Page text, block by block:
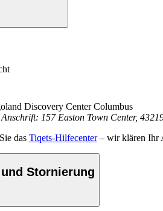
Discovery Center Columbus
157 Easton Town Center,
das Tiqets-Hilfecenter– wir klären Ihr
Stornierung